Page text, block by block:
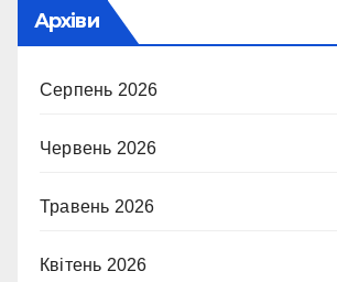
Архіви
Серпень 2026
Червень 2026
Травень 2026
Квітень 2026